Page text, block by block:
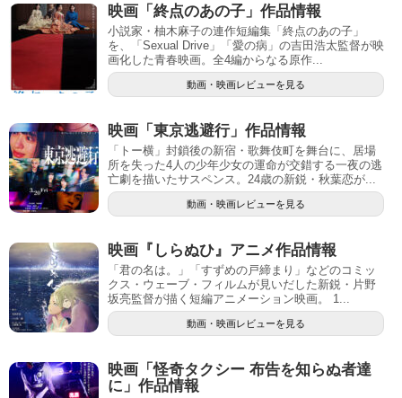
映画「終点のあの子」作品情報
小説家・柚木麻子の連作短編集「終点のあの子」
を、「Sexual Drive」「愛の病」の吉田浩太監督が映
画化した青春映画。全4編からなる原作...
動画・映画レビューを見る
映画「東京逃避行」作品情報
「トー横」封鎖後の新宿・歌舞伎町を舞台に、居場
所を失った4人の少年少女の運命が交錯する一夜の逃
亡劇を描いたサスペンス。24歳の新鋭・秋葉恋が...
動画・映画レビューを見る
映画『しらぬひ』アニメ作品情報
「君の名は。」「すずめの戸締まり」などのコミッ
クス・ウェーブ・フィルムが見いだした新鋭・片野
坂亮監督が描く短編アニメーション映画。 1...
動画・映画レビューを見る
映画「怪奇タクシー 布告を知らぬ者達
に」作品情報